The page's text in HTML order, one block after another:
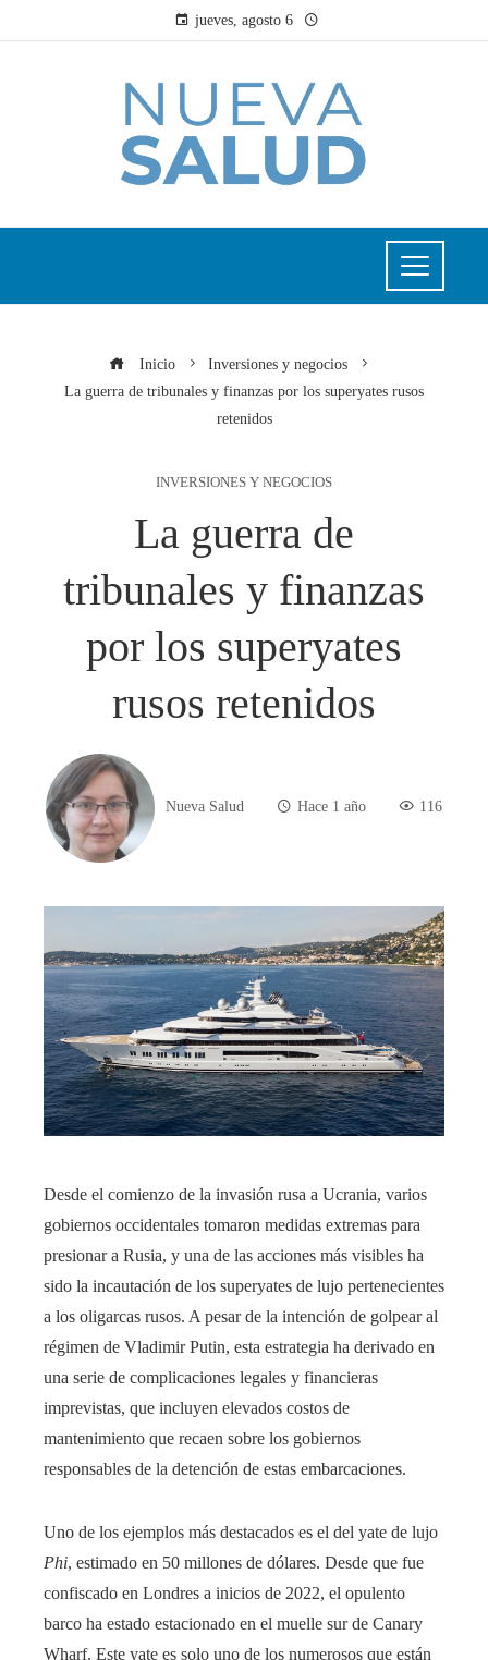
jueves, agosto 6
Inicio
Inversiones y negocios
La guerra de tribunales y finanzas por los superyates rusos
retenidos
INVERSIONES Y NEGOCIOS
La guerra de
tribunales y finanzas
por los superyates
rusos retenidos
Nueva Salud Hace 1 año 116
Desde el comienzo de la invasión rusa a Ucrania, varios
gobiernos occidentales tomaron medidas extremas para
presionar a Rusia, y una de las acciones más visibles ha
sido la incautación de los superyates de lujo pertenecientes
a los oligarcas rusos. A pesar de la intención de golpear al
régimen de Vladimir Putin, esta estrategia ha derivado en
una serie de complicaciones legales y financieras
imprevistas, que incluyen elevados costos de
mantenimiento que recaen sobre los gobiernos
responsables de la detención de estas embarcaciones.
Uno de los ejemplos más destacados es el del yate de lujo
Phi, estimado en 50 millones de dólares. Desde que fue
confiscado en Londres a inicios de 2022, el opulento
barco ha estado estacionado en el muelle sur de Canary
Wharf. Este yate es solo uno de los numerosos que están